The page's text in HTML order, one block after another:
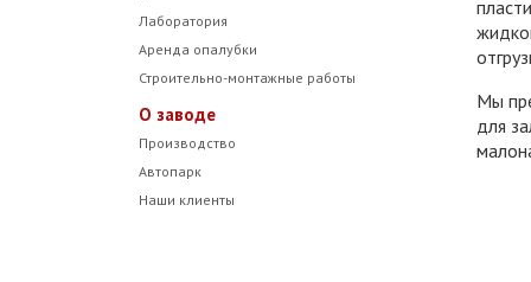
Лаборатория
Аренда опалубки
Строительно-монтажные работы
О заводе
Производство
Автопарк
Наши клиенты
Мы
для